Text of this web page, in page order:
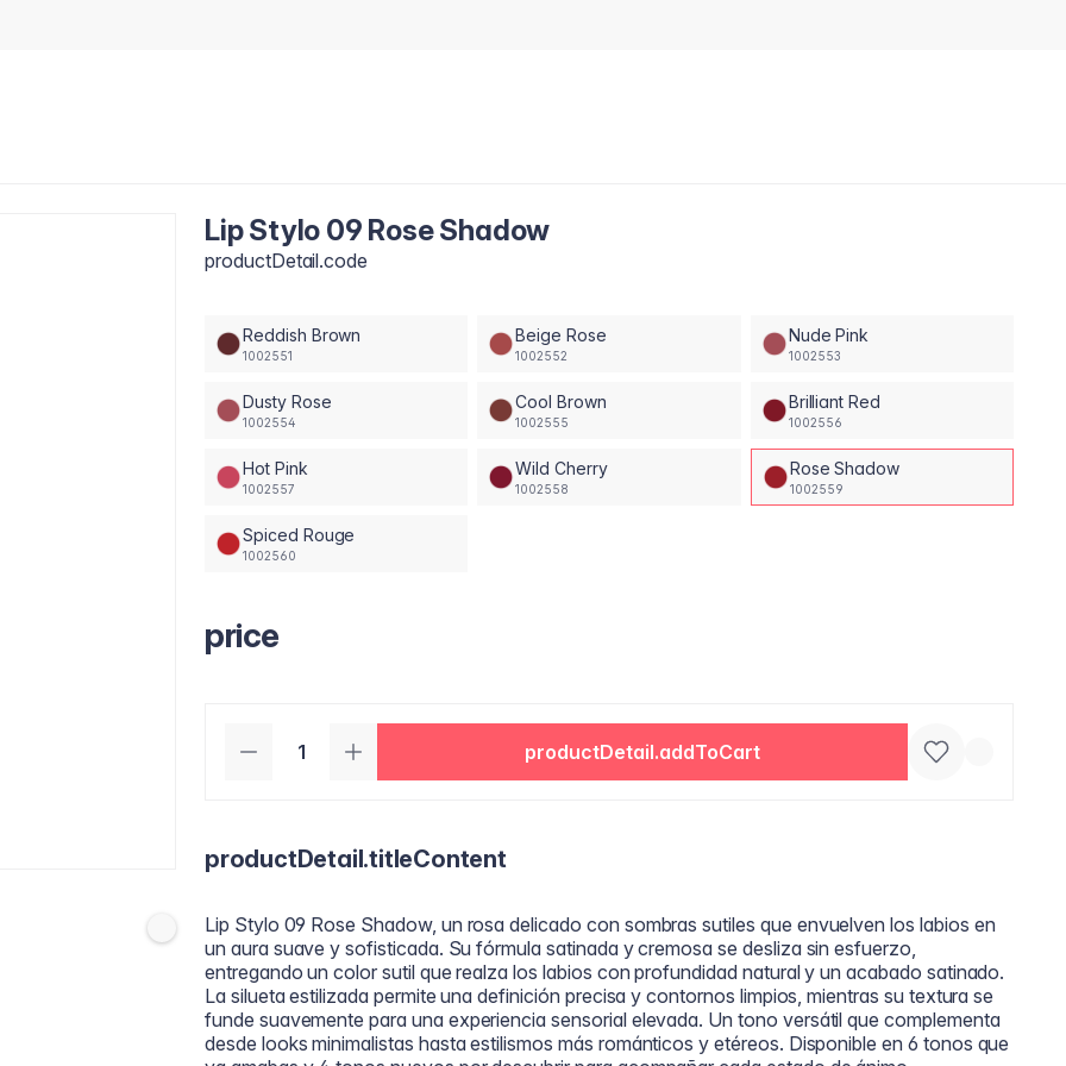
Lip Stylo 09 Rose Shadow
productDetail.code
Reddish Brown
1002551
Beige Rose
1002552
Nude Pink
1002553
Dusty Rose
1002554
Cool Brown
1002555
Brilliant Red
1002556
Hot Pink
1002557
Wild Cherry
1002558
Rose Shadow
1002559
Spiced Rouge
1002560
price
productDetail.addToCart
productDetail.titleContent
Lip Stylo 09 Rose Shadow, un rosa delicado con sombras sutiles que envuelven los labios en
un aura suave y sofisticada. Su fórmula satinada y cremosa se desliza sin esfuerzo,
entregando un color sutil que realza los labios con profundidad natural y un acabado satinado.
La silueta estilizada permite una definición precisa y contornos limpios, mientras su textura se
funde suavemente para una experiencia sensorial elevada. Un tono versátil que complementa
desde looks minimalistas hasta estilismos más románticos y etéreos. Disponible en 6 tonos que